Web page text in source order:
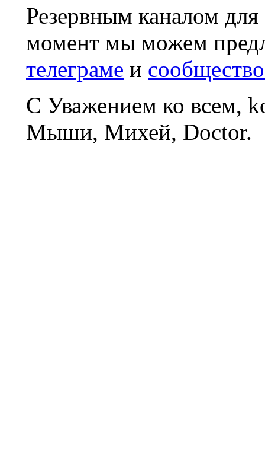
Резервным каналом
момент мы можем
телеграме и
С Уважением ко всем,
Мыши, Михей, Doctor.